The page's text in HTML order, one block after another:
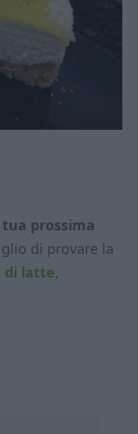
prossima
di provare la
di latte,